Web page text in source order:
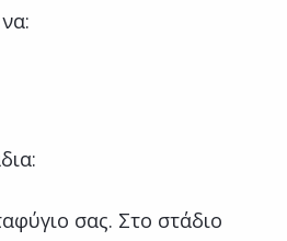
σας. Στο στάδιο